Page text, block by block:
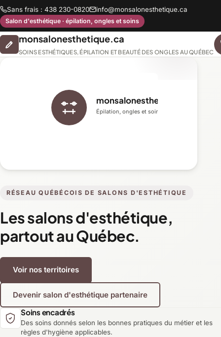
Sans frais : 438 230-0820 info@monsalonesthetique.ca
Salon d'esthétique · épilation, ongles et soins
monsalonesthetique.ca
SOINS ESTHÉTIQUES, ÉPILATION ET BEAUTÉ DES ONGLES AU QUÉBEC
RÉSEAU QUÉBÉCOIS DE SALONS D'ESTHÉTIQUE
Les salons d'esthétique,
partout au Québec.
Voir nos territoires
Devenir salon d'esthétique partenaire
monsalonesthetique.ca
Épilation, ongles et soins du visage
Soins encadrés
Des soins donnés selon les bonnes pratiques du métier et les
règles d'hygiène applicables.